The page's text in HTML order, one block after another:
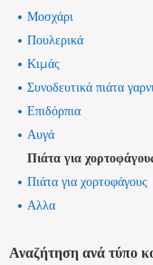
Μοσχάρι
Πουλερικά
Κιμάς
Συνοδευτικά πιάτα
Επιδόρπια
Αυγά
Πιάτα για
Πιάτα για χορτοφάγους
Αλλα
Αναζήτηση ανά τύπο